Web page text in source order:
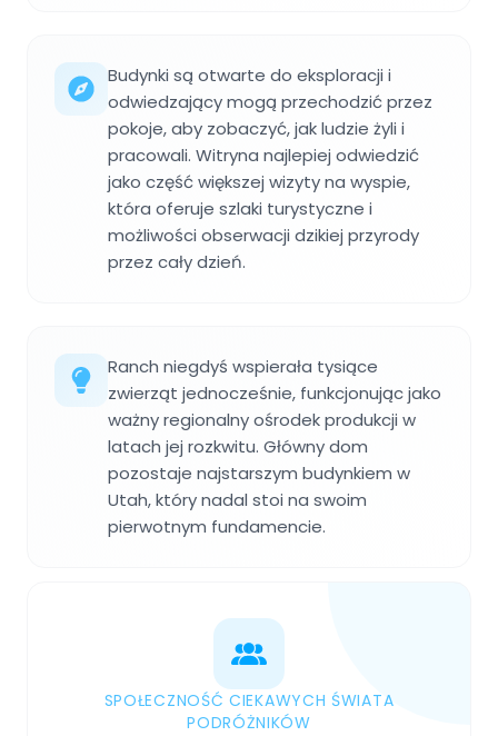
Budynki są otwarte do eksploracji i
odwiedzający mogą przechodzić przez
pokoje, aby zobaczyć, jak ludzie żyli i
pracowali. Witryna najlepiej odwiedzić
jako część większej wizyty na wyspie,
która oferuje szlaki turystyczne i
możliwości obserwacji dzikiej przyrody
przez cały dzień.
Ranch niegdyś wspierała tysiące
zwierząt jednocześnie, funkcjonując jako
ważny regionalny ośrodek produkcji w
latach jej rozkwitu. Główny dom
pozostaje najstarszym budynkiem w
Utah, który nadal stoi na swoim
pierwotnym fundamencie.
SPOŁECZNOŚĆ CIEKAWYCH ŚWIATA
PODRÓŻNIKÓW